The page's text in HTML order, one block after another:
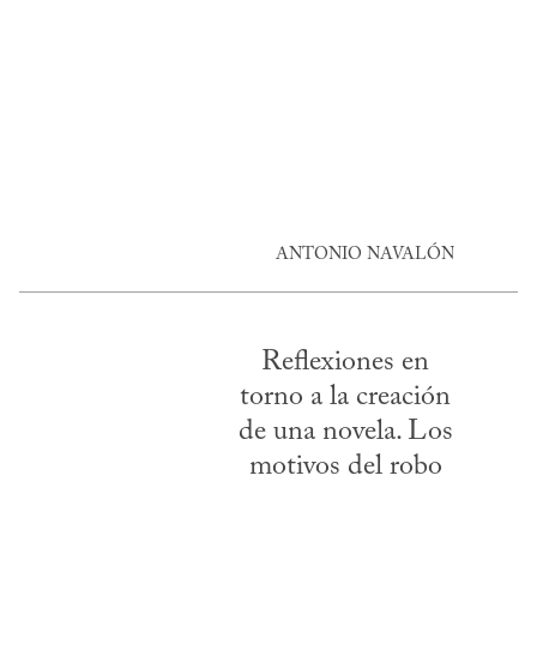
ANTONIO NAVALÓN
Reflexiones en
torno a la creación
de una novela. Los
motivos del robo